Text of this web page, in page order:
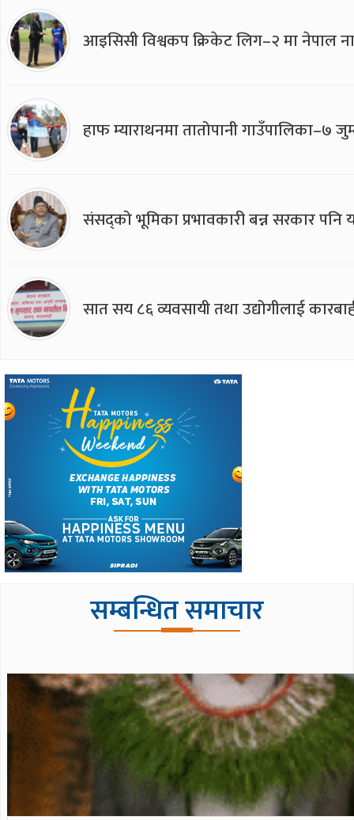
आइसिसी विश्वकप क्रिकेट लिग–२ मा नेपाल
हाफ म्याराथनमा तातोपानी गाउँपालिका–७
संसद्को भूमिका प्रभावकारी बन्न सरकार पनि
सात सय ८६ व्यवसायी तथा उद्योगीलाई
सम्बन्धित समाचार